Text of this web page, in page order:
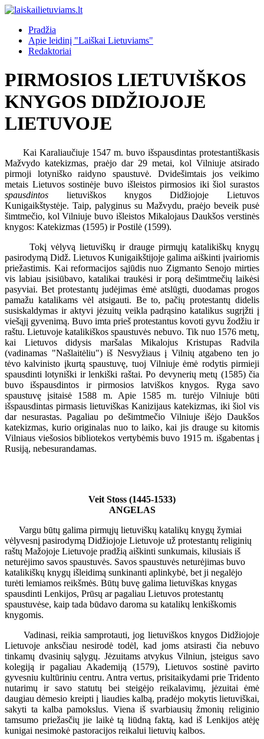
Pradžia
Apie leidinį "Laiškai Lietuviams"
Redaktoriai
PIRMOSIOS LIETUVIŠKOS
KNYGOS DIDŽIOJOJE
LIETUVOJE
Kai Karaliaučiuje 1547 m. buvo išspausdintas protestantiškasis
Mažvydo katekizmas, praėjo dar 29 metai, kol Vilniuje atsirado
pirmoji lotyniško raidyno spaustuvė. Dvidešimtais jos veikimo
metais Lietuvos sostinėje buvo išleistos pirmosios iki šiol surastos
spausdintos lietuviškos knygos Didžiojoje Lietuvos
Kunigaikštystėje. Taip, palyginus su Mažvydu, praėjo beveik pusė
šimtmečio, kol Vilniuje buvo išleistos Mikalojaus Daukšos verstinės
knygos: Katekizmas (1595) ir Postilė (1599).
Tokį vėlyvą lietuviškų ir drauge pirmųjų katalikiškų knygų
pasirodymą Didž. Lietuvos Kunigaikštijoje galima aiškinti įvairiomis
priežastimis. Kai reformacijos sąjūdis nuo Zigmanto Senojo mirties
vis labiau įsisiūbavo, katalikai traukėsi ir porą dešimtmečių laikėsi
pasyviai. Bet protestantų judėjimas ėmė atslūgti, duodamas progos
pamažu katalikams vėl atsigauti. Be to, pačių protestantų didelis
susiskaldymas ir aktyvi jėzuitų veikla padrąsino katalikus sugrįžti į
viešąjį gyvenimą. Buvo imta prieš protestantus kovoti gyvu žodžiu ir
raštu. Lietuvoje katalikiškos spaustuvės nebuvo. Tik nuo 1576 metų,
kai Lietuvos didysis maršalas Mikalojus Kristupas Radvila
(vadinamas "Našlaitėliu") iš Nesvyžiaus į Vilnių atgabeno ten jo
tėvo kalvinisto įkurtą spaustuvę, tuoj Vilniuje ėmė rodytis pirmieji
spausdinti lotyniški ir lenkiški raštai. Po devynerių metų (1585) čia
buvo išspausdintos ir pirmosios latviškos knygos. Ryga savo
spaustuvę įsitaisė 1588 m. Apie 1585 m. turėjo Vilniuje būti
išspausdintas pirmasis lietuviškas Kanizijaus katekizmas, iki šiol vis
dar nesurastas. Pagaliau po dešimtmečio Vilniuje išėjo Daukšos
katekizmas, kurio originalas nuo to laiko, kai jis drauge su kitomis
Vilniaus viešosios bibliotekos vertybėmis buvo 1915 m. išgabentas į
Rusiją, nebesurandamas.
Veit Stoss (1445-1533)
ANGELAS
Vargu būtų galima pirmųjų lietuviškų katalikų knygų žymiai
vėlyvesnį pasirodymą Didžiojoje Lietuvoje už protestantų religinių
raštų Mažojoje Lietuvoje pradžią aiškinti sunkumais, kilusiais iš
neturėjimo savos spaustuvės. Savos spaustuvės neturėjimas buvo
katalikiškų knygų išleidimą sunkinanti aplinkybė, bet ji negalėjo
turėti lemiamos reikšmės. Būtų buvę galima lietuviškas knygas
spausdinti Lenkijos, Prūsų ar pagaliau Lietuvos protestantų
spaustuvėse, kaip tada būdavo daroma su katalikų lenkiškomis
knygomis.
Vadinasi, reikia samprotauti, jog lietuviškos knygos Didžiojoje
Lietuvoje anksčiau nesirodė todėl, kad joms atsirasti čia nebuvo
tinkamų dvasinių sąlygų. Jėzuitams atvykus Vilniun, įsteigus savo
kolegiją ir pagaliau Akademiją (1579), Lietuvos sostinė pavirto
gyvesniu kultūriniu centru. Antra vertus, prisitaikydami prie Tridento
nutarimų ir savo statutų bei steigėjo reikalavimų, jėzuitai ėmė
daugiau dėmesio kreipti į liaudies kalbą, pradėjo mokytis lietuviškai,
sakyti ta kalba pamokslus. Viena iš svarbiausių žmonių religinio
tamsumo priežasčių jie laikė tą liūdną faktą, kad iš Lenkijos atėję
kunigai nesimokė pastoracijos reikalui lietuvių kalbos.